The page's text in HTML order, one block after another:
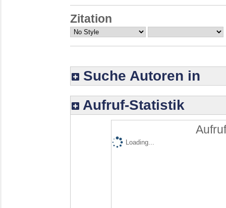
Zitation
Suche Autoren in
Aufruf-Statistik
Loading...